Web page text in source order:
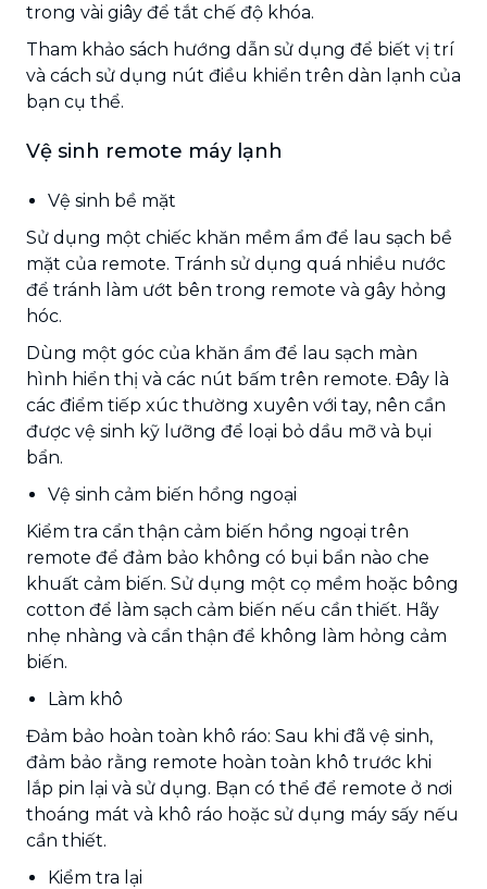
trong vài giây để tắt chế độ khóa.
Tham khảo sách hướng dẫn sử dụng để biết vị trí
và cách sử dụng nút điều khiển trên dàn lạnh của
bạn cụ thể.
Vệ sinh remote máy lạnh
Vệ sinh bề mặt
Sử dụng một chiếc khăn mềm ẩm để lau sạch bề
mặt của remote. Tránh sử dụng quá nhiều nước
để tránh làm ướt bên trong remote và gây hỏng
hóc.
Dùng một góc của khăn ẩm để lau sạch màn
hình hiển thị và các nút bấm trên remote. Đây là
các điểm tiếp xúc thường xuyên với tay, nên cần
được vệ sinh kỹ lưỡng để loại bỏ dầu mỡ và bụi
bẩn.
Vệ sinh cảm biến hồng ngoại
Kiểm tra cẩn thận cảm biến hồng ngoại trên
remote để đảm bảo không có bụi bẩn nào che
khuất cảm biến. Sử dụng một cọ mềm hoặc bông
cotton để làm sạch cảm biến nếu cần thiết. Hãy
nhẹ nhàng và cẩn thận để không làm hỏng cảm
biến.
Làm khô
Đảm bảo hoàn toàn khô ráo: Sau khi đã vệ sinh,
đảm bảo rằng remote hoàn toàn khô trước khi
lắp pin lại và sử dụng. Bạn có thể để remote ở nơi
thoáng mát và khô ráo hoặc sử dụng máy sấy nếu
cần thiết.
Kiểm tra lại